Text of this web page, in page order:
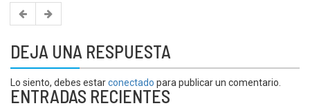
DEJA UNA RESPUESTA
Lo siento, debes estarconectado para publicar un comentario.
ENTRADAS RECIENTES